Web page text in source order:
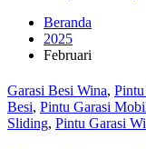
Beranda
2025
Februari
Garasi Besi Wina,
Besi, Pintu Garasi
Sliding, Pintu Garasi